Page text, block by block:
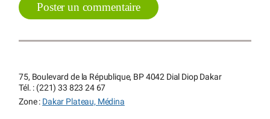
Poster un commentaire
75, Boulevard de la République, BP 4042 Dial Diop Dakar
Tél. : (221) 33 823 24 67
Zone : Dakar Plateau, Médina